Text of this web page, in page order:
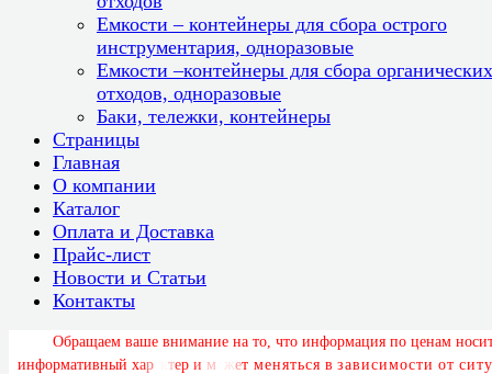
Емкости – контейнеры для сбора острого
инструментария, одноразовые
Емкости –контейнеры для сбора органических
отходов, одноразовые
Баки, тележки, контейнеры
Страницы
Главная
О компании
Каталог
Оплата и Доставка
Прайс-лист
Новости и Статьи
Контакты
Обращаем ваше внимание на то, что информация по ценам носи
информативный хар ктер и м ожет меняться в зависимости от ситу